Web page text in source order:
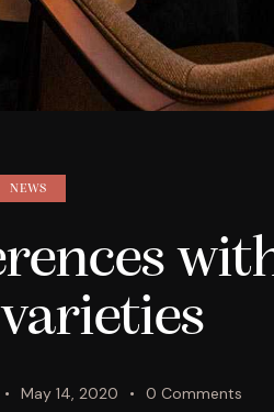
NEWS
May 14, 2020 0 Comments